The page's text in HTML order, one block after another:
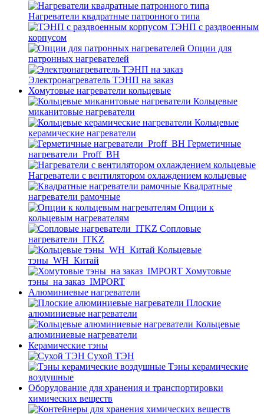
Нагреватели квадратные патронного типа
ТЭНП с раздвоенным
корпусом
Опции для
патронных нагревателей
Электронагреватель ТЭНП на заказ
Хомутовые нагреватели кольцевые
Кольцевые
миканитовые нагреватели
Кольцевые
керамические нагреватели
Герметичные
нагреватели_Proff_BH
Нагреватели с вентилятором охлаждением кольцевые
Квадратные
нагреватели рамочные
Опции к
кольцевым нагревателям
Cопловые
нагреватели_ITKZ
Кольцевые
тэны_WH_Китай
Хомутовые
тэны_на заказ_IMPORT
Алюминиевые нагреватели
Плоские
алюминиевые нагреватели
Кольцевые
алюминиевые нагреватели
Керамические тэны
Сухой ТЭН
Тэны керамические
воздушные
Оборудование для хранения и транспортировки
химических веществ